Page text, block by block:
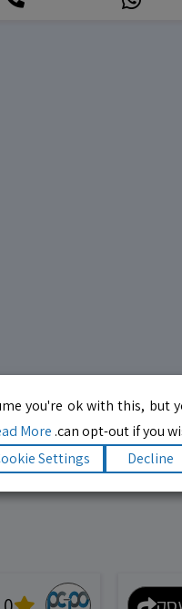
you're ok with this, but
can opt-out if you
More
Decline
Settings